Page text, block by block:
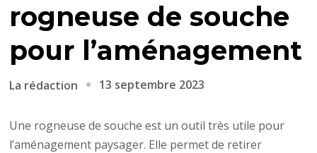
rogneuse de souche
pour l’aménagement
La rédaction 13 septembre 2023
Une rogneuse de souche est un outil très utile pour
l’aménagement paysager. Elle permet de retirer